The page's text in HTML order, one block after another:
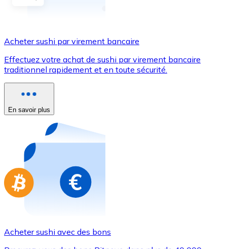
Utilisez les cartes Visa et Mastercard pour acheter
Acheter avec carte
Nouveau
Achetez des cartes-cadeaux de vos marques
Aller à la boutique de cartes-cadeaux
Acheter sushi par virement bancaire
Effectuez votre achat de sushi par virement bancaire
traditionnel rapidement et en toute sécurité.
En savoir plus
Acheter sushi avec des bons